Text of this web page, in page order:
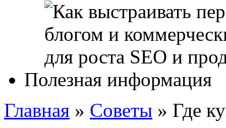
Полезная информация
Главная » Советы » Где